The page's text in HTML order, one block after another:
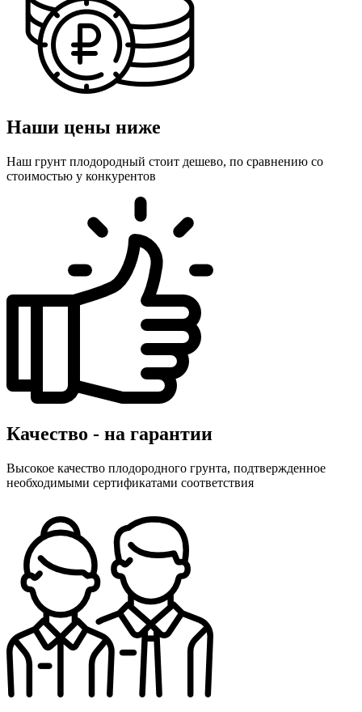
Наши цены ниже
Наш грунт плодородный стоит дешево, по сравнению со
стоимостью у конкурентов
Качество - на гарантии
Высокое качество плодородного грунта, подтвержденное
необходимыми сертификатами соответствия